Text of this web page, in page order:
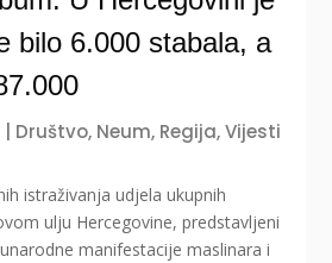
bilo 6.000 stabala, a
Društvo, Neum, Regija,Vijesti
istraživanja udjela ukupnih
ulju Hercegovine, predstavljeni
manifestacije maslinara i